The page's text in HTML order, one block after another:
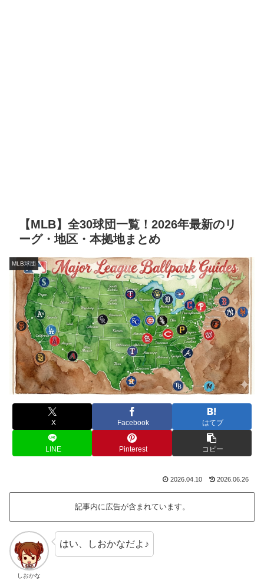
【MLB】全30球団一覧！2026年最新のリ
ーグ・地区・本拠地まとめ
MLB球団
X Facebook はてブ
LINE Pinterest コピー
2026.04.10 2026.06.26
記事内に広告が含まれています。
しおかな
はい、しおかなだよ♪